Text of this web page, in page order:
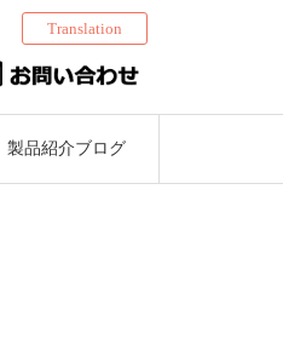
Translation
製品紹介ブログ